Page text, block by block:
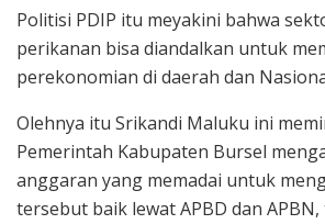
Politisi PDIP itu meyakini bahwa
perikanan bisa diandalkan untuk
perekonomian di daerah dan
Olehnya itu Srikandi Maluku ini
Pemerintah Kabupaten Bursel
anggaran yang memadai untuk
tersebut baik lewat APBD dan